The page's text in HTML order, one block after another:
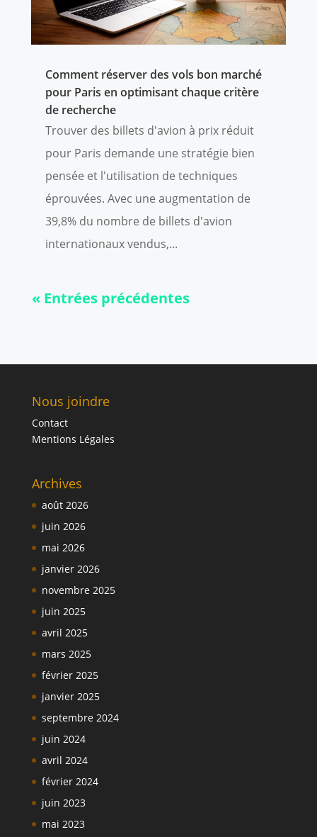
Comment réserver des vols bon marché
pour Paris en optimisant chaque critère
de recherche
Trouver des billets d'avion à prix réduit
pour Paris demande une stratégie bien
pensée et l'utilisation de techniques
éprouvées. Avec une augmentation de
39,8% du nombre de billets d'avion
internationaux vendus,...
« Entrées précédentes
Nous joindre
Contact
Mentions Légales
Archives
août 2026
juin 2026
mai 2026
janvier 2026
novembre 2025
juin 2025
avril 2025
mars 2025
février 2025
janvier 2025
septembre 2024
juin 2024
avril 2024
février 2024
juin 2023
mai 2023